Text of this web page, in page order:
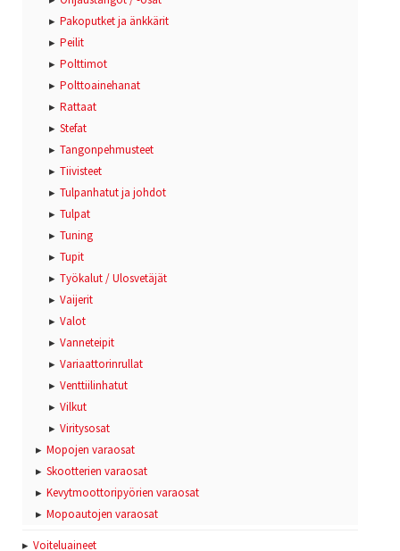
Pakoputket ja änkkärit
Peilit
Polttimot
Polttoainehanat
Rattaat
Stefat
Tangonpehmusteet
Tiivisteet
Tulpanhatut ja johdot
Tulpat
Tuning
Tupit
Työkalut / Ulosvetäjät
Vaijerit
Valot
Vanneteipit
Variaattorinrullat
Venttiilinhatut
Vilkut
Viritysosat
Mopojen varaosat
Skootterien varaosat
Kevytmoottoripyörien varaosat
Mopoautojen varaosat
Voiteluaineet